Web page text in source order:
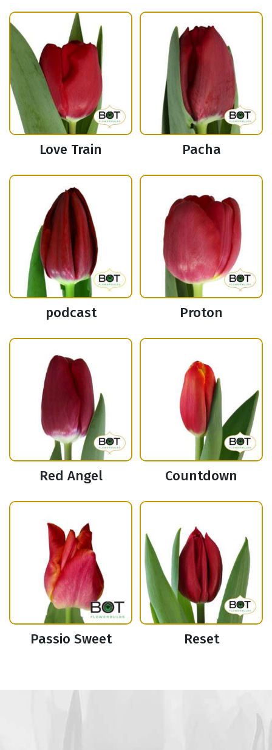
Love Train Pacha
podcast Proton
Red Angel Countdown
Passio Sweet Reset